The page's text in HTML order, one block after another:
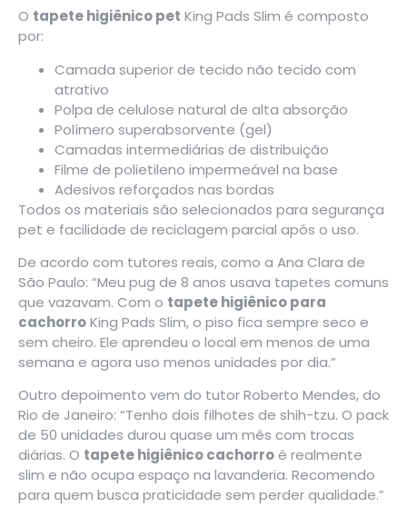
O tapete higiênico pet King Pads Slim é composto
por:
Camada superior de tecido não tecido com
atrativo
Polpa de celulose natural de alta absorção
Polímero superabsorvente (gel)
Camadas intermediárias de distribuição
Filme de polietileno impermeável na base
Adesivos reforçados nas bordas
Todos os materiais são selecionados para segurança
pet e facilidade de reciclagem parcial após o uso.
De acordo com tutores reais, como a Ana Clara de
São Paulo: “Meu pug de 8 anos usava tapetes comuns
que vazavam. Com o tapete higiênico para
cachorroKing Pads Slim, o piso fica sempre seco e
sem cheiro. Ele aprendeu o local em menos de uma
semana e agora uso menos unidades por dia.”
Outro depoimento vem do tutor Roberto Mendes, do
Rio de Janeiro: “Tenho dois filhotes de shih-tzu. O pack
de 50 unidades durou quase um mês com trocas
diárias. O tapete higiênico cachorroé realmente
slim e não ocupa espaço na lavanderia. Recomendo
para quem busca praticidade sem perder qualidade.”